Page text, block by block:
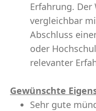
Erfahrung. Der
vergleichbar
Abschluss
oder
relevanter
Gewünschte
Sehr gute